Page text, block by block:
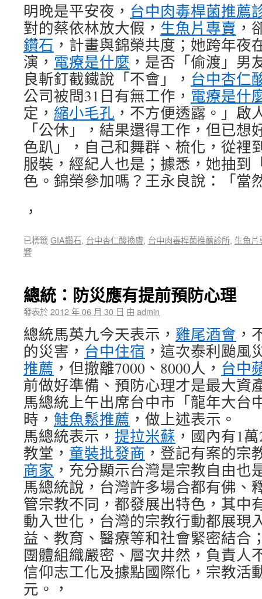
明晚是平安夜， 台中肉毒桿菌推薦
對的蔡依林放大假， 生魚片專賣 ，
鑽石 ，計畫與錦榮共度；她跨年夜
演， 電療是什麼 ，是否「偷渡」男
良斬釘截鐵說「不會」， 台中杏仁
公司被問31日有無工作， 電療是什
定， 縮小毛孔 ，不方便透露。」啟
「公休」，結果還得工作，但已想
色趴」，自己和舞群、梳化，從裡
服裝，經紀人也是；據悉，她抽到
色。錦榮參加嗎？王永良說：「當
，
已標籤GIA鑽石, 台中杏仁酸換膚, 台中肉毒桿菌推薦診所, 生魚片
響
總統：防災應有提前預防心理
發表於2012 年 06 月 30 日 由 admin
總統馬英九今天表示， 雞尾酒會 ，
的災害， 台中住宿 ，這次泰利颱風
推薦 ，但撤離7000、8000人， 台中
前做好準備、預防心理才是最大資
馬總統上午出席台中市「龍年大台
時， 鮭魚鬆推薦 ，做上述表示。
馬總統表示， 提拉米蘇 ，國內有1
教堂， 童裝批發商 ，登記有案的宗
商家 ，充分顯示台灣是宗教自由也
馬總統說，台灣許多場合都有佛、
管宗教不同，都發展出特色，其中
動入世化，台灣的宗教行動都展現
益、教育、醫療等和社會緊密結合
團體組織嚴密、層次井然，負責人
信仰志工化及據點國際化，宗教活
元。，